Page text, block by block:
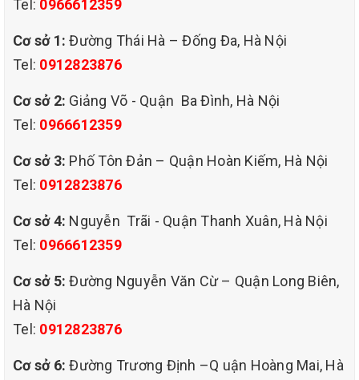
Tel: 0966612359
Cơ sở 1: Đường Thái Hà – Đống Đa, Hà Nội
Tel: 0912823876
Cơ sở 2: Giảng Võ - Quận Ba Đình, Hà Nội
Tel: 0966612359
Cơ sở 3: Phố Tôn Đản – Quận Hoàn Kiếm, Hà Nội
Tel: 0912823876
Cơ sở 4: Nguyễn Trãi - Quận Thanh Xuân, Hà Nội
Tel: 0966612359
Cơ sở 5: Đường Nguyễn Văn Cừ – Quận Long Biên,
Hà Nội
Tel: 0912823876
Cơ sở 6: Đường Trương Định –Q uận Hoàng Mai, Hà